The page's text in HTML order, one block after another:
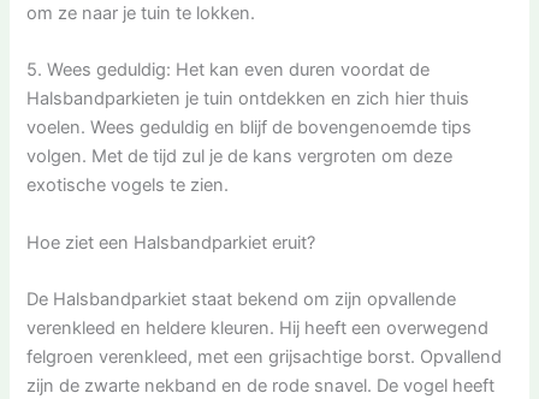
om ze naar je tuin te lokken.
5. Wees geduldig: Het kan even duren voordat de
Halsbandparkieten je tuin ontdekken en zich hier thuis
voelen. Wees geduldig en blijf de bovengenoemde tips
volgen. Met de tijd zul je de kans vergroten om deze
exotische vogels te zien.
Hoe ziet een Halsbandparkiet eruit?
De Halsbandparkiet staat bekend om zijn opvallende
verenkleed en heldere kleuren. Hij heeft een overwegend
felgroen verenkleed, met een grijsachtige borst. Opvallend
zijn de zwarte nekband en de rode snavel. De vogel heeft